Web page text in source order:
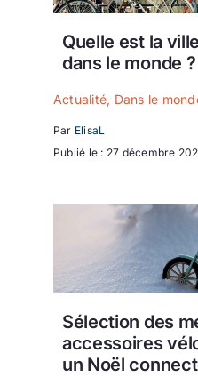
Quelle est la
dans le monde
Actualité, Dans le
Par ElisaL
Publié le : 27 décembre
Sélection des
accessoires
un Noël